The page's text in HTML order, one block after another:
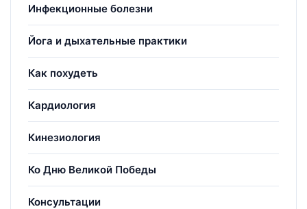
Инфекционные болезни
Йога и дыхательные практики
Как похудеть
Кардиология
Кинезиология
Ко Дню Великой Победы
Консультации